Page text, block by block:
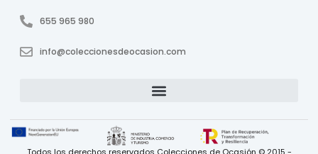
655 965 980
info@coleccionesdeocasion.com
Todos los derechos reservados Colecciones de Ocasión © 2015 -